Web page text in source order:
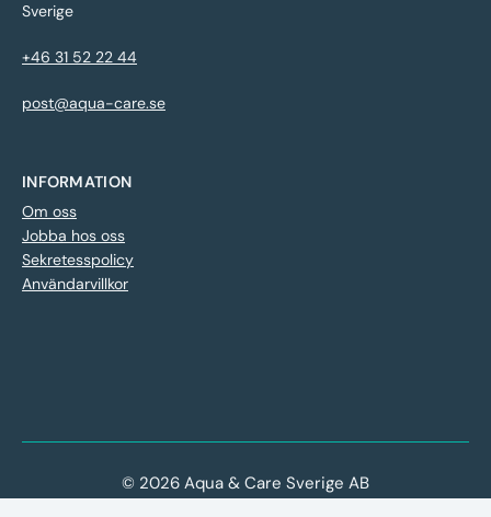
Sverige
+46 31 52 22 44
post@aqua-care.se
INFORMATION
Om oss
Jobba hos oss
Sekretesspolicy
Användarvillkor
© 2026 Aqua & Care Sverige AB